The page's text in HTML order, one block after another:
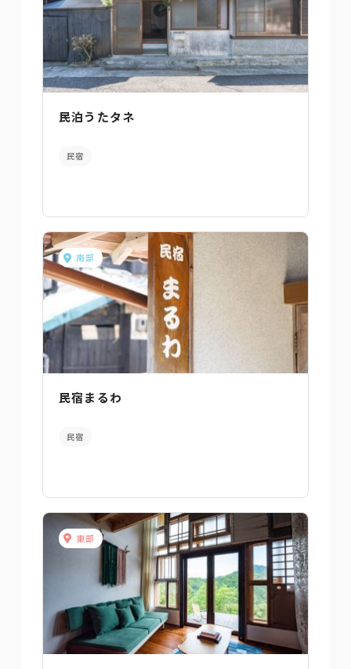
民泊うたタネ
民宿
南部
民宿まるわ
民宿
東部